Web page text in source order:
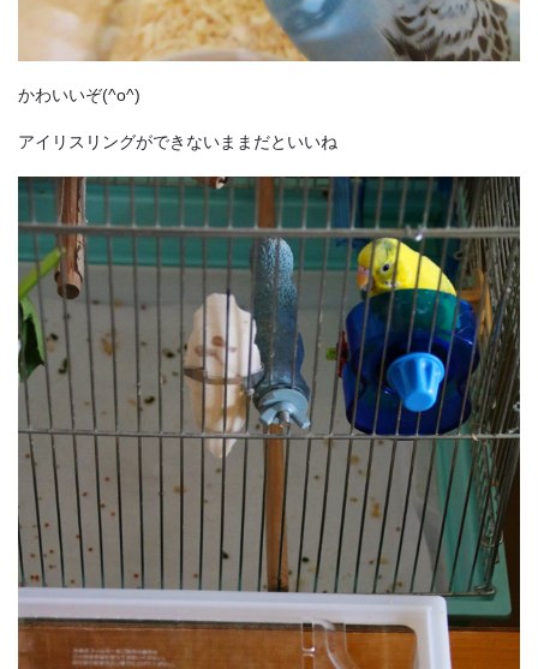
かわいいぞ(^o^)
アイリスリングができないままだといいね